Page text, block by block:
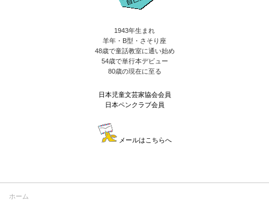
1943年生まれ
羊年・B型・さそり座
48歳で童話教室に通い始め
54歳で単行本デビュー
80歳の現在に至る
日本児童文芸家協会会員
日本ペンクラブ会員
メールはこちらへ
ホーム